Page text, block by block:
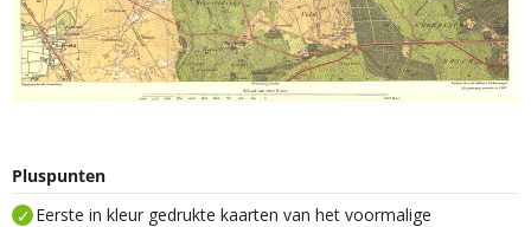
Pluspunten
Eerste in kleur gedrukte kaarten van het voormalige